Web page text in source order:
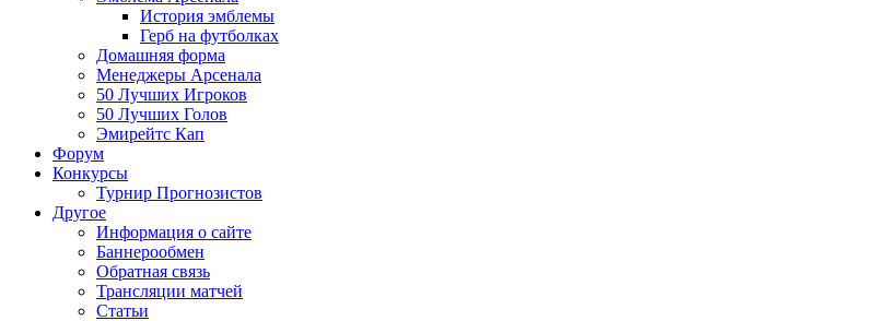
История эмблемы
Герб на футболках
Домашняя форма
Менеджеры Арсенала
50 Лучших Игроков
50 Лучших Голов
Эмирейтс Кап
Форум
Конкурсы
Турнир Прогнозистов
Другое
Информация о сайте
Баннерообмен
Обратная связь
Трансляции матчей
Статьи